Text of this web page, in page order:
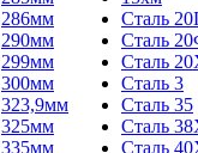
286мм
290мм
299мм
300мм
323,9мм
325мм
335мм
Сталь
Сталь
Сталь
Сталь 3
Сталь 35
Сталь
Сталь